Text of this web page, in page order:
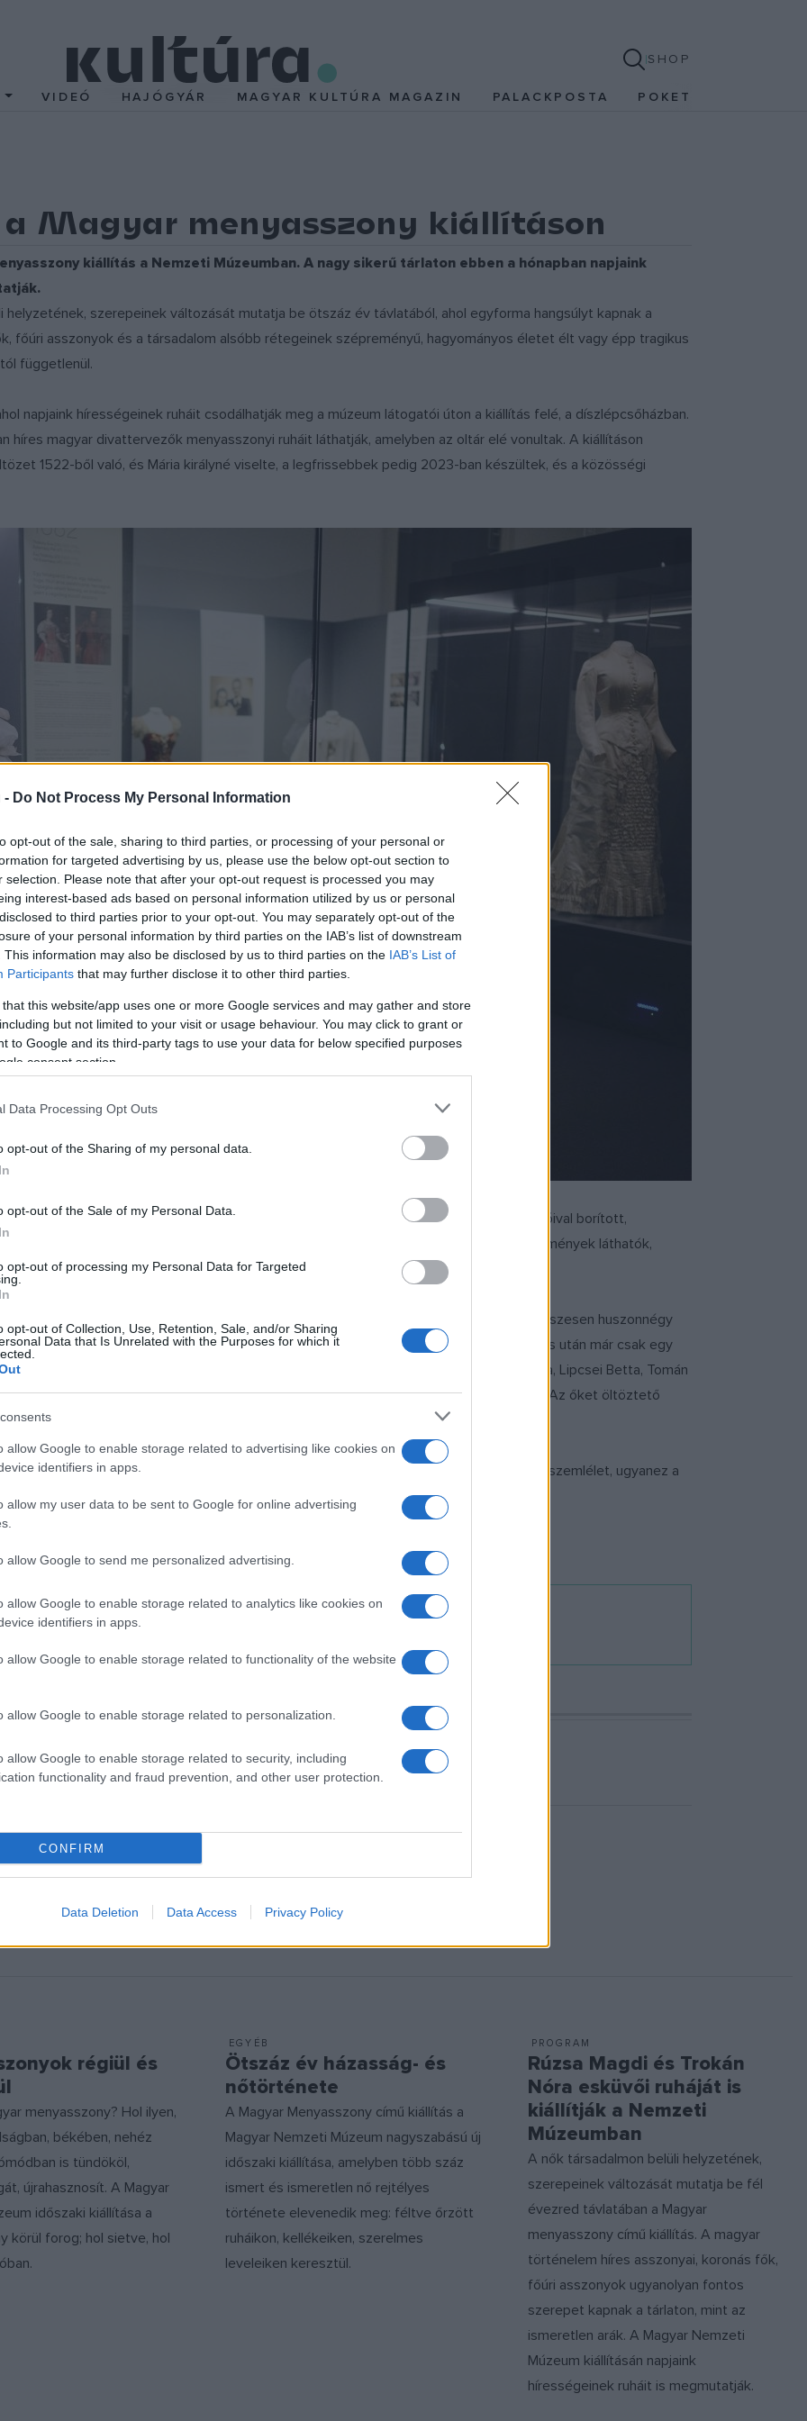
- Do Not Process My Personal Information
opt-out of the sale, sharing to third parties, or processing of your personal or
for targeted advertising by us, please use the below opt-out section to
selection. Please note that after your opt-out request is processed you may
interest-based ads based on personal information utilized by us or personal
to third parties prior to your opt-out. You may separately opt-out of the
of your personal information by third parties on the IAB’s list of downstream
This information may also be disclosed by us to third parties on the IAB’s List of
Participants that may further disclose it to other third parties.
that this website/app uses one or more Google services and may gather and store
but not limited to your visit or usage behaviour. You may click to grant or
to Google and its third-party tags to use your data for below specified purposes
consent section.
Data Processing Opt Outs
opt-out of the Sharing of my personal data.
opt-out of the Sale of my Personal Data.
opt-out of processing my Personal Data for Targeted
opt-out of Collection, Use, Retention, Sale, and/or Sharing
Data that Is Unrelated with the Purposes for which it
allow Google to enable storage related to advertising like cookies on
identifiers in apps.
allow my user data to be sent to Google for online advertising
allow Google to send me personalized advertising.
allow Google to enable storage related to analytics like cookies on
identifiers in apps.
allow Google to enable storage related to functionality of the website
allow Google to enable storage related to personalization.
allow Google to enable storage related to security, including
functionality and fraud prevention, and other user protection.
CONFIRM
Data Deletion Data Access Privacy Policy
SHOP
VIDEÓ HAJÓGYÁR MAGYAR KULTÚRA MAGAZIN PALACKPOSTA POKET
Magyar menyasszony kiállításon
kiállítás a Nemzeti Múzeumban. A nagy sikerű tárlaton ebben a hónapban napjaink
helyzetének, szerepeinek változását mutatja be ötszáz év távlatából, ahol egyforma hangsúlyt kapnak a
főúri asszonyok és a társadalom alsóbb rétegeinek szépreményű, hagyományos életet élt vagy épp tragikus
függetlenül.
napjaink hírességeinek ruháit csodálhatják meg a múzeum látogatói úton a kiállítás felé, a díszlépcsőházban.
híres magyar divattervezők menyasszonyi ruháit láthatják, amelyben az oltár elé vonultak. A kiállításon
1522-ből való, és Mária királyné viselte, a legfrissebbek pedig 2023-ban készültek, és a közösségi
külön kis szigetet alkotnak a kortárs menyasszonyi ruhák. Az előkelő, Lotz Károly freskóival borított,
mai menyasszonyok által viselt, hazai designerek és divatmárkák tervezte ruhaköltemények láthatók,
divattervezők saját ruhái.
textiles csapata minden hónapban átöltözteti, hogy a kiállítás nyolc hónapja alatt összesen huszonnégy
magyar hölgyek és az őket a nagy napjukra felöltöztető hazai designerek előtt. Július után már csak egy
menyasszonyok voltak: Felméry Lili, Borbély Alexandra, Rúzsa Magdi, Pikali Gerda, Lipcsei Betta, Tomán
Bogi, Harcsa Veronika, dr. Kis-Dobó Ágnes, Sármán Nóra, Pásztor Anita és Horn Enikő. Az őket öltöztető
– Joó Beatrix, Pásztor Anita.
kurátorának számára a tárlaton kiemelt fontosságú szempont volt a demokratikus szemlélet, ugyanez a
szigetén is.
25-ig látható a Nemzeti Múzeumban.
MAGYAR NEMZETI MÚZEUM PROGRAM
régiül és
menyasszony? Hol ilyen,
békében, nehéz
is tündököl,
újrahasznosít. A Magyar
időszaki kiállítása a
körül forog; hol sietve, hol
EGYÉB
Ötszáz év házasság- és
nőtörténete
A Magyar Menyasszony című kiállítás a
Magyar Nemzeti Múzeum nagyszabású új
időszaki kiállítása, amelyben több száz
ismert és ismeretlen nő rejtélyes
története elevenedik meg: féltve őrzött
ruháikon, kellékeiken, szerelmes
leveleiken keresztül.
PROGRAM
Rúzsa Magdi és Trokán
Nóra esküvői ruháját is
kiállítják a Nemzeti
Múzeumban
A nők társadalmon belüli helyzetének,
szerepeinek változását mutatja be fél
évezred távlatában a Magyar
menyasszony című kiállítás. A magyar
történelem híres asszonyai, koronás fők,
főúri asszonyok ugyanolyan fontos
szerepet kapnak a tárlaton, mint az
ismeretlen arák. A Magyar Nemzeti
Múzeum kiállításán napjaink
hírességeinek ruháit is megmutatják.